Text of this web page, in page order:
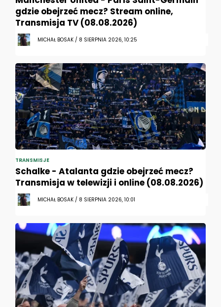
gdzie obejrzeć mecz? Stream online,
Transmisja TV (08.08.2026)
MICHAŁ BOSAK / 8 SIERPNIA 2026, 10:25
TRANSMISJE
Schalke - Atalanta gdzie obejrzeć mecz?
Transmisja w telewizji i online (08.08.2026)
MICHAŁ BOSAK / 8 SIERPNIA 2026, 10:01